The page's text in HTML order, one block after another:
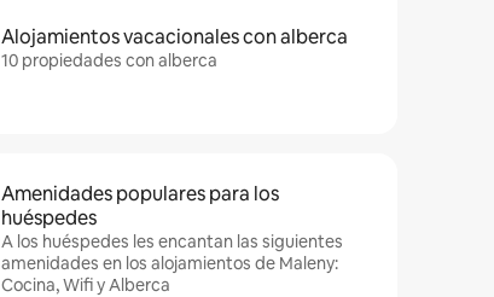
Alojamientos vacacionales con alberca
10 propiedades con alberca
Amenidades populares para los
huéspedes
A los huéspedes les encantan las siguientes
amenidades en los alojamientos de Maleny:
Cocina, Wifi y Alberca